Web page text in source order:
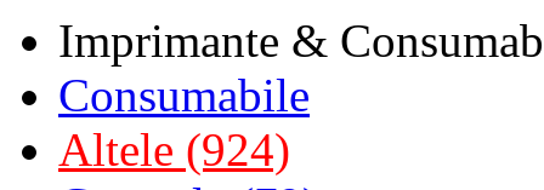
Imprimante &
Consumabile
Altele (924)